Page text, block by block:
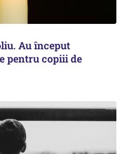
Au început
pentru copiii de